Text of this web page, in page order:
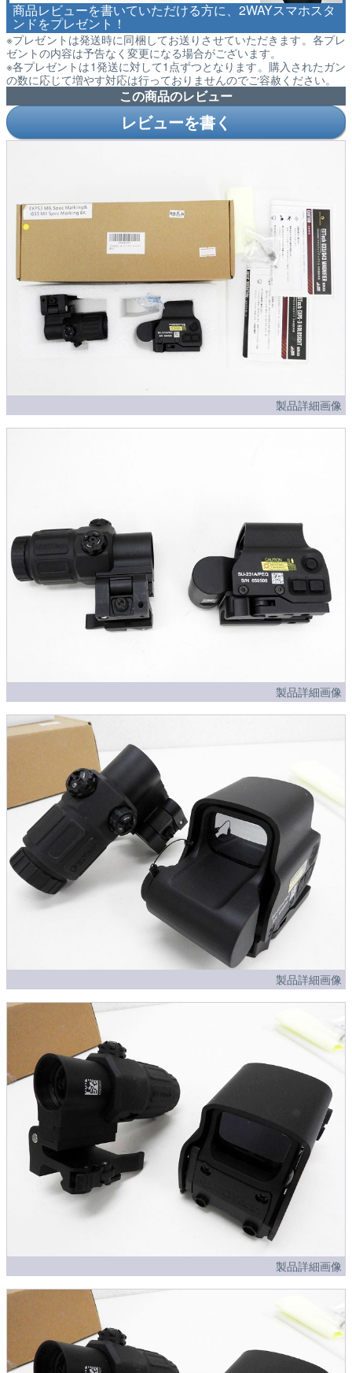
商品レビューを書いていただける方に、2WAYスマホスタ
ンドをプレゼント！
※プレゼントは発送時に同梱してお送りさせていただきます。各プレ
ゼントの内容は予告なく変更になる場合がございます。
※各プレゼントは1発送に対して1点ずつとなります。購入されたガン
の数に応じて増やす対応は行っておりませんのでご容赦ください。
この商品のレビュー
レビューを書く
製品詳細画像
製品詳細画像
製品詳細画像
製品詳細画像